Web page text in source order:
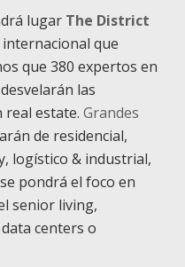
lugar The District
que
que 380 expertos en
las
real estate. Grandes
de residencial,
logístico & industrial,
pondrá el foco en
senior living,
centers o